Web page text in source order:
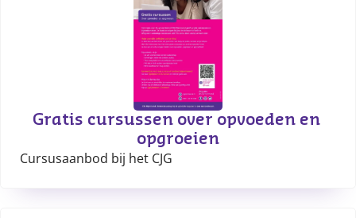
Gratis cursussen over opvoeden en
opgroeien
Cursusaanbod bij het CJG